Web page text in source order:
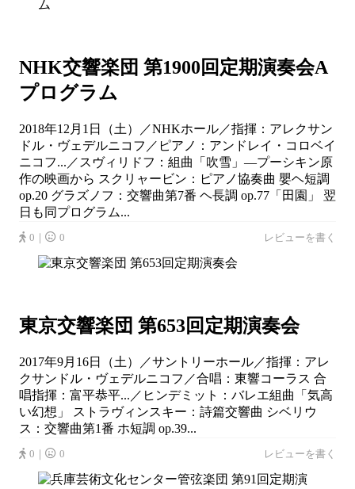
NHK交響楽団 第1900回定期演奏会A
プログラム
2018年12月1日（土）／NHKホール／指揮：アレクサン
ドル・ヴェデルニコフ／ピアノ：アンドレイ・コロベイ
ニコフ...／スヴィリドフ：組曲「吹雪」―プーシキン原
作の映画から スクリャービン：ピアノ協奏曲 嬰ヘ短調
op.20 グラズノフ：交響曲第7番 ヘ長調 op.77「田園」 翌
日も同プログラム...
0｜ 0 レビューを書く
東京交響楽団 第653回定期演奏会
2017年9月16日（土）／サントリーホール／指揮：アレ
クサンドル・ヴェデルニコフ／合唱：東響コーラス 合
唱指揮：富平恭平...／ヒンデミット：バレエ組曲「気高
い幻想」 ストラヴィンスキー：詩篇交響曲 シベリウ
ス：交響曲第1番 ホ短調 op.39...
0｜ 0 レビューを書く